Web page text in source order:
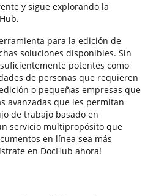
y sigue explorando la
para la edición de
soluciones disponibles. Sin
potentes como
de personas que requieren
o pequeñas empresas que
avanzadas que les permitan
de trabajo basado en
servicio multipropósito que
en línea sea más
en DocHub ahora!